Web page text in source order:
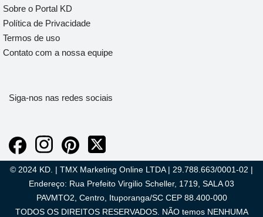
Sobre o Portal KD
Política de Privacidade
Termos de uso
Contato com a nossa equipe
Siga-nos nas redes sociais
© 2024 KD. | TMX Marketing Online LTDA | 29.788.663/0001-02 |
Endereço: Rua Prefeito Virgilio Scheller, 1719, SALA 03
PAVMTO2, Centro, Ituporanga/SC CEP 88.400-000
TODOS OS DIREITOS RESERVADOS. NÃO temos NENHUMA